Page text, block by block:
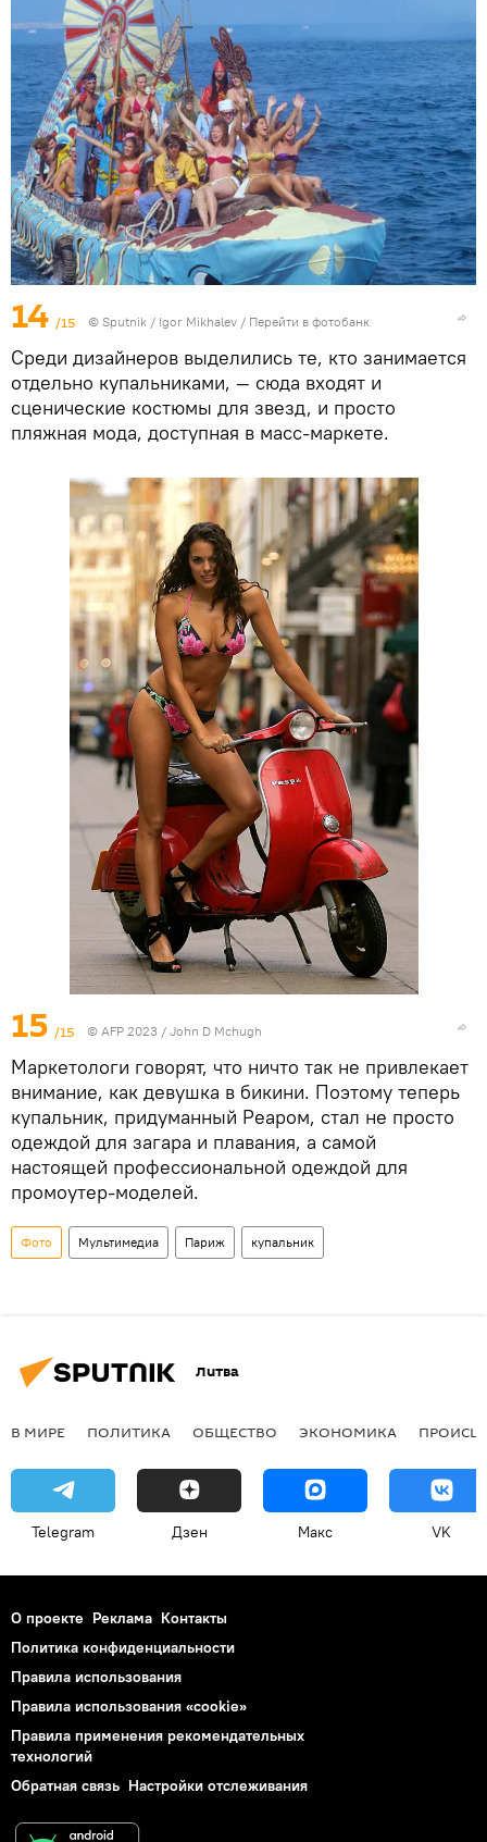
14 /15 © Sputnik / Igor Mikhalev / Перейти в фотобанк
Среди дизайнеров выделились те, кто занимается
отдельно купальниками, — сюда входят и
сценические костюмы для звезд, и просто
пляжная мода, доступная в масс-маркете.
15 /15 © AFP 2023 / John D Mchugh
Маркетологи говорят, что ничто так не привлекает
внимание, как девушка в бикини. Поэтому теперь
купальник, придуманный Реаром, стал не просто
одеждой для загара и плавания, а самой
настоящей профессиональной одеждой для
промоутер-моделей.
Фото Мультимедиа Париж купальник
Литва
В МИРЕ ПОЛИТИКА ОБЩЕСТВО ЭКОНОМИКА
Telegram Дзен Макс VK
О проекте Реклама Контакты
Политика конфиденциальности
Правила использования
Правила использования «cookie»
Правила применения рекомендательных
технологий
Обратная связь Настройки отслеживания